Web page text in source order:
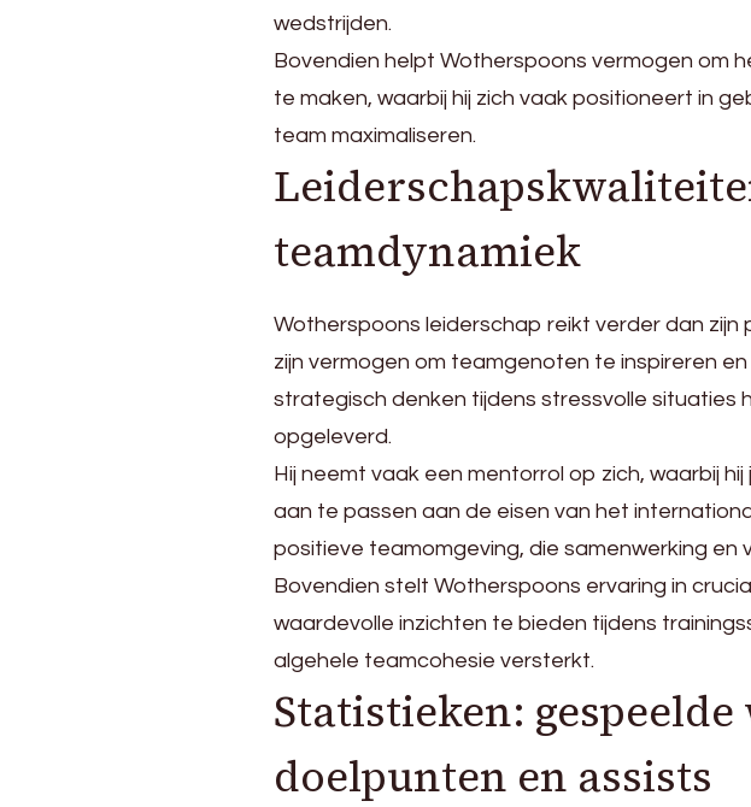
wedstrijden.
Bovendien helpt Wotherspoons vermogen om
te maken, waarbij hij zich vaak positioneert in
team maximaliseren.
teamdynamiek
Wotherspoons leiderschap reikt verder dan
zijn vermogen om teamgenoten te inspireren
strategisch denken tijdens stressvolle situaties
opgeleverd.
Hij neemt vaak een mentorrol op zich, waarbij
aan te passen aan de eisen van het
positieve teamomgeving, die samenwerking en
Bovendien stelt Wotherspoons ervaring in
waardevolle inzichten te bieden tijdens
algehele teamcohesie versterkt.
Statistieken:
doelpunten en assists